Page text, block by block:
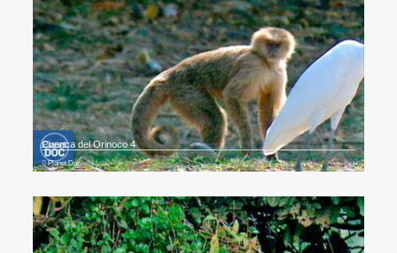
Cuenca del Orinoco 4
Planet Doc